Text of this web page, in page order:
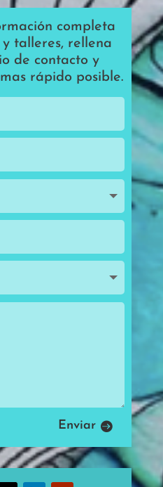
completa
y talleres, rellena
de contacto y
rápido posible.
Enviar